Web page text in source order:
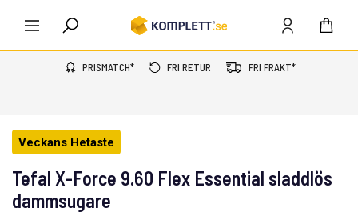
PRISMATCH* FRI RETUR FRI FRAKT*
Veckans Hetaste
Tefal X-Force 9.60 Flex Essential sladdlös
dammsugare